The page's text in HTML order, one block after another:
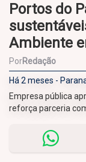
Portos do
Ambiente
PorRedação
Há 2 meses -
Empresa pública
reforça parceria